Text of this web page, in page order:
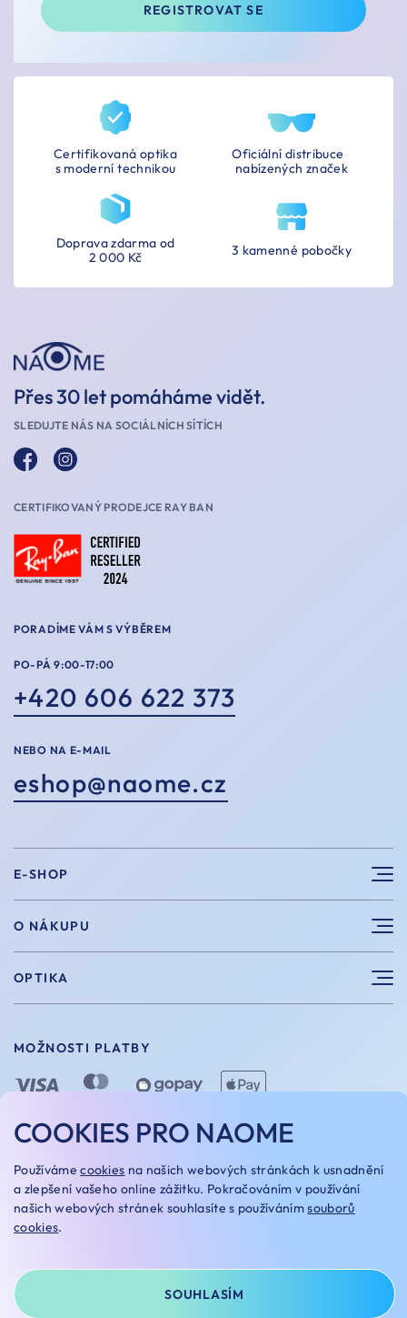
REGISTROVAT SE
Certifikovaná optika
s moderní technikou
Oficiální distribuce
nabízených značek
3 kamenné pobočky
Doprava zdarma od
2 000 Kč
Přes 30 let pomáháme vidět.
SLEDUJTE NÁS NA SOCIÁLNÍCH SÍTÍCH
CERTIFIKOVANÝ PRODEJCE RAY BAN
PORADÍME VÁM S VÝBĚREM
PO-PÁ 9:00-17:00
+420 606 622 373
NEBO NA E-MAIL
eshop@naome.cz
E-SHOP
Sluneční brýle
Sportovní brýle
Vintage brýle
Doplňky
O NÁKUPU
Výhody nákupu u nás
Velikosti
Vrácení a výměna
Doprava a platba
Naome+
OPTIKA
O nás
Naše optiky
Kariera
MOŽNOSTI PLATBY
MOŽNOSTI DOPRAVY
© NAOME 2025
NASTAVENÍ COOKIES
COOKIES PRO NAOME
Používámecookies na našich webových stránkách k usnadnění
a zlepšení vašeho online zážitku. Pokračováním v používání
našich webových stránek souhlasíte s používánímsouborů
cookies.
SOUHLASÍM